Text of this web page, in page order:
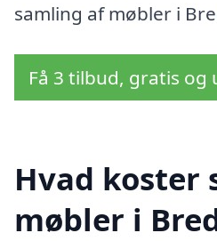
samling af møbler i
Få 3 tilbud, gratis
Hvad koster
møbler i